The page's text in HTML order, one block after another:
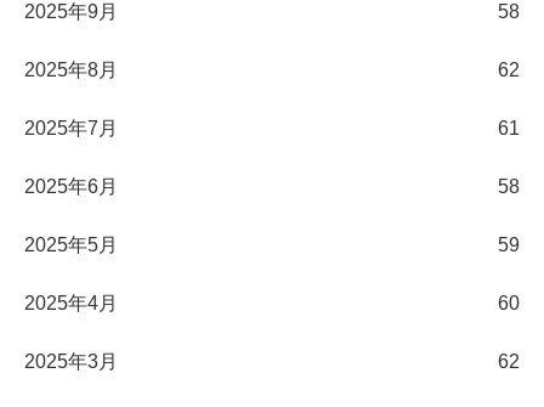
2025年9月 58
2025年8月 62
2025年7月 61
2025年6月 58
2025年5月 59
2025年4月 60
2025年3月 62